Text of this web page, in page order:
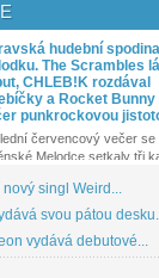
hudební
The Scrambles
CHLEB!K rozdával
a Rocket Bunny
punkrockovou
červencový večer se
Melodce setkaly tři
nový singl Weird...
svou pátou
vydává debutové...